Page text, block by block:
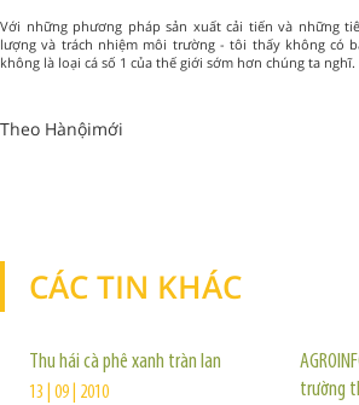
Với những phương pháp sản xuất cải tiến và những
lượng và trách nhiệm môi trường - tôi thấy không có
không là loại cá số 1 của thế giới sớm hơn chúng ta nghĩ.
Theo Hànộimới
CÁC TIN KHÁC
Thu hái cà phê xanh tràn lan
13 | 09 | 2010
trường